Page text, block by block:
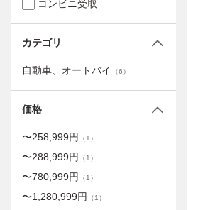
コンビニ受取
カテゴリ
自動車、オートバイ （6）
価格
〜258,999円 （1 ）
〜288,999円 （1 ）
〜780,999円 （1 ）
〜1,280,999円 （1 ）